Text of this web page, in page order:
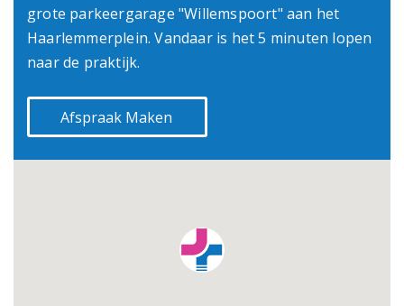
grote parkeergarage "Willemspoort" aan het
Haarlemmerplein. Vandaar is het 5 minuten lopen
naar de praktijk.